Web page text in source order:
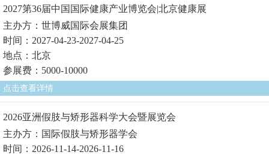
2027第36届中国国际健康产业博览会|北京健康展
主办方：世博威国际会展集团
时间：2027-04-23-2027-04-25
地点：北京
参展费：5000-10000
点击查看详情
2026亚洲假肢与矫形器科学大会暨展览会
主办方：国际假肢与矫形器学会
时间：2026-11-14-2026-11-16